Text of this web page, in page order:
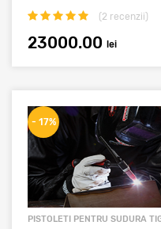
(2 recenzii)
23000.00 lei
- 17%
PISTOLETI PENTRU SUDURA